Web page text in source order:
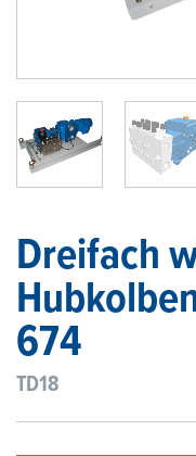
Dreifach
674
TD18